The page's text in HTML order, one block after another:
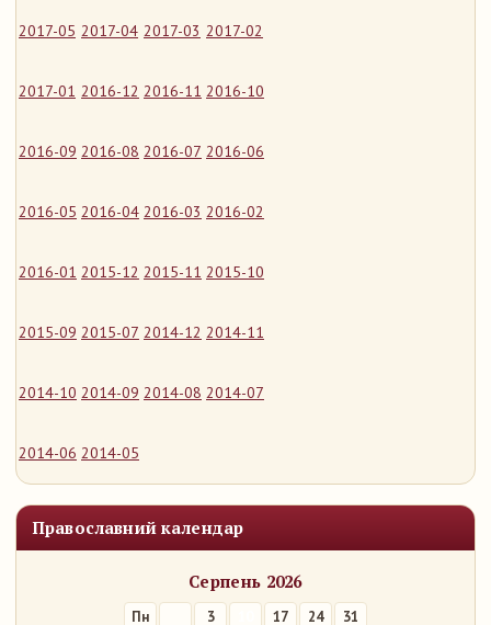
2017-05 2017-04 2017-03 2017-02
2017-01 2016-12 2016-11 2016-10
2016-09 2016-08 2016-07 2016-06
2016-05 2016-04 2016-03 2016-02
2016-01 2015-12 2015-11 2015-10
2015-09 2015-07 2014-12 2014-11
2014-10 2014-09 2014-08 2014-07
2014-06 2014-05
Православний календар
Серпень 2026
Пн 3 17 24
31